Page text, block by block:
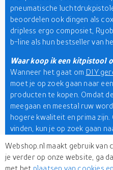
pneumatische
beoordelen ook dingen als
dripless ergo composiet,
b-line als hun bestseller van
Waar koop ik een kitpistool
Wanneer het gaat om DIY
moet je op zoek gaan naar
producten te kopen. Omdat
meegaan en meestal ruw
hogere kwaliteit en prima
vinden, kun je op zoek gaan
topproducten van merken als
Bosch, Hitachi of Metabo.
Webshop.nl maakt gebruik van
je verder op onze website, ga
met het plaatsen van cookies